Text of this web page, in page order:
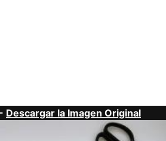
Descargar la Imagen Original